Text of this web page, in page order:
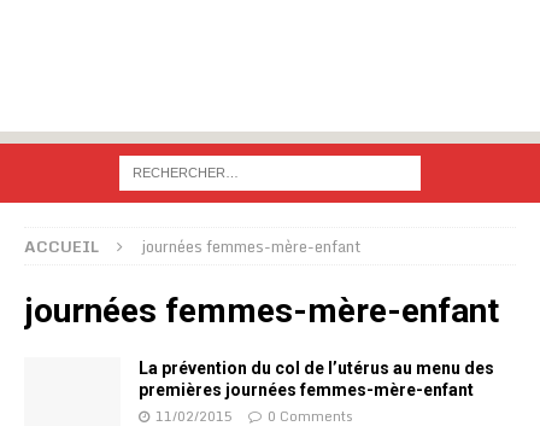
ACCUEIL journées femmes-mère-enfant
journées femmes-mère-enfant
La prévention du col de l’utérus au menu des
premières journées femmes-mère-enfant
11/02/2015 0 Comments